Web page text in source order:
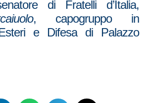
di Fratelli d’Italia,
, capogruppo in
e Difesa di Palazzo